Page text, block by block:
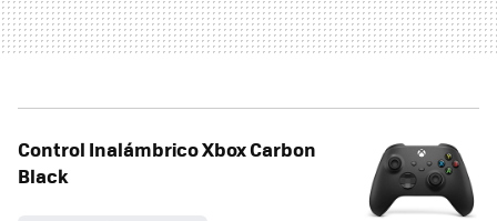
Control Inalámbrico Xbox Carbon
Black